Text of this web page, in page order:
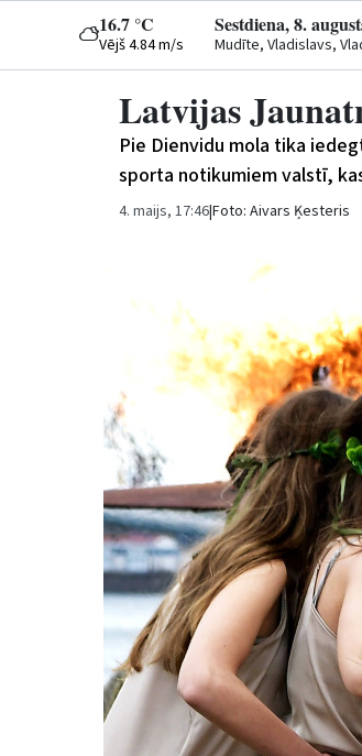
16.7 °C
Vējš 4.84 m/s
Sestdiena, 8.
Mudīte, Vladislavs,
Latvijas
Pie Dienvidu mola tika
sporta notikumiem valstī,
4. maijs, 17:46|Foto: Aivars Ķesteris